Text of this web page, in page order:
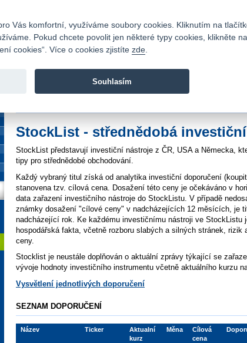
Fio banka je moderní česká banka. Poskytuje
StockList - střednědobá
StockList představují investiční nástroje z ČR, USA a Německa,
tipy pro střednědobé obchodování.
Každý vybraný titul získá od analytika investiční doporučení
stanovena tzv. cílová cena. Dosažení této ceny je očekáváno v
data zařazení investičního nástroje do StockListu. V případě
známky dosažení "cílové ceny" v nadcházejících 12 měsících, je
nadcházející rok. Ke každému investičnímu nástroji ve StockListu
hospodářská fakta, včetně rozboru slabých a silných stránek,
ceny.
Stocklist je neustále doplňován o aktuální zprávy týkající se
vývoje hodnoty investičního instrumentu včetně aktuálního kurzu
Vysvětlení jednotlivých doporučení
SEZNAM DOPORUČENÍ
Název Ticker
Aktualní
kurz
Měna
Cílová
cena
Vás komfortní, využíváme soubory cookies. Kliknutím na
Pokud chcete povolit jen některé typy cookies, klikněte
cookies“. Více o cookies zjistíte zde
Souhlasím